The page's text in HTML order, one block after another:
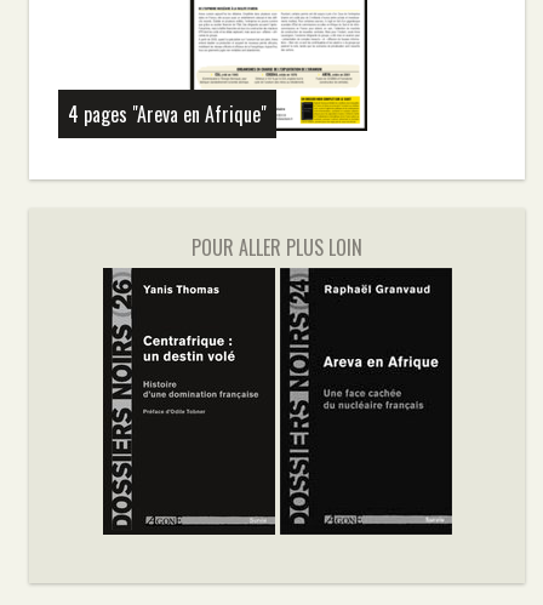
4 pages "Areva en Afrique"
POUR ALLER PLUS LOIN